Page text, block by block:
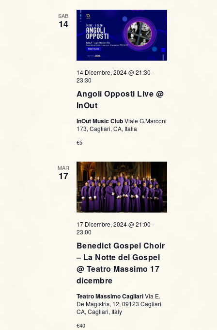
SAB
14
Angoli Opposti Live @
InOut
14 Dicembre, 2024 @ 21:30 -
23:30
InOut Music ClubViale G.Marconi
173, Cagliari, CA, Italia
€5
MAR
17
Benedict Gospel Choir
– La Notte del Gospel
@ Teatro Massimo 17
dicembre
17 Dicembre, 2024 @ 21:00 -
23:00
Teatro Massimo CagliariVia E.
De Magistris, 12, 09123 Cagliari
CA, Cagliari, Italy
€40